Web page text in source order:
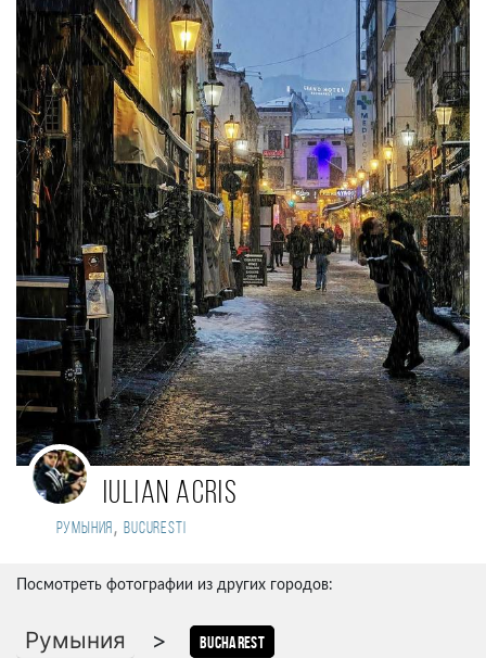
Iulian Acris
Румыния , BUCURESTI
Посмотреть фотографии из других городов:
Румыния > Bucharest